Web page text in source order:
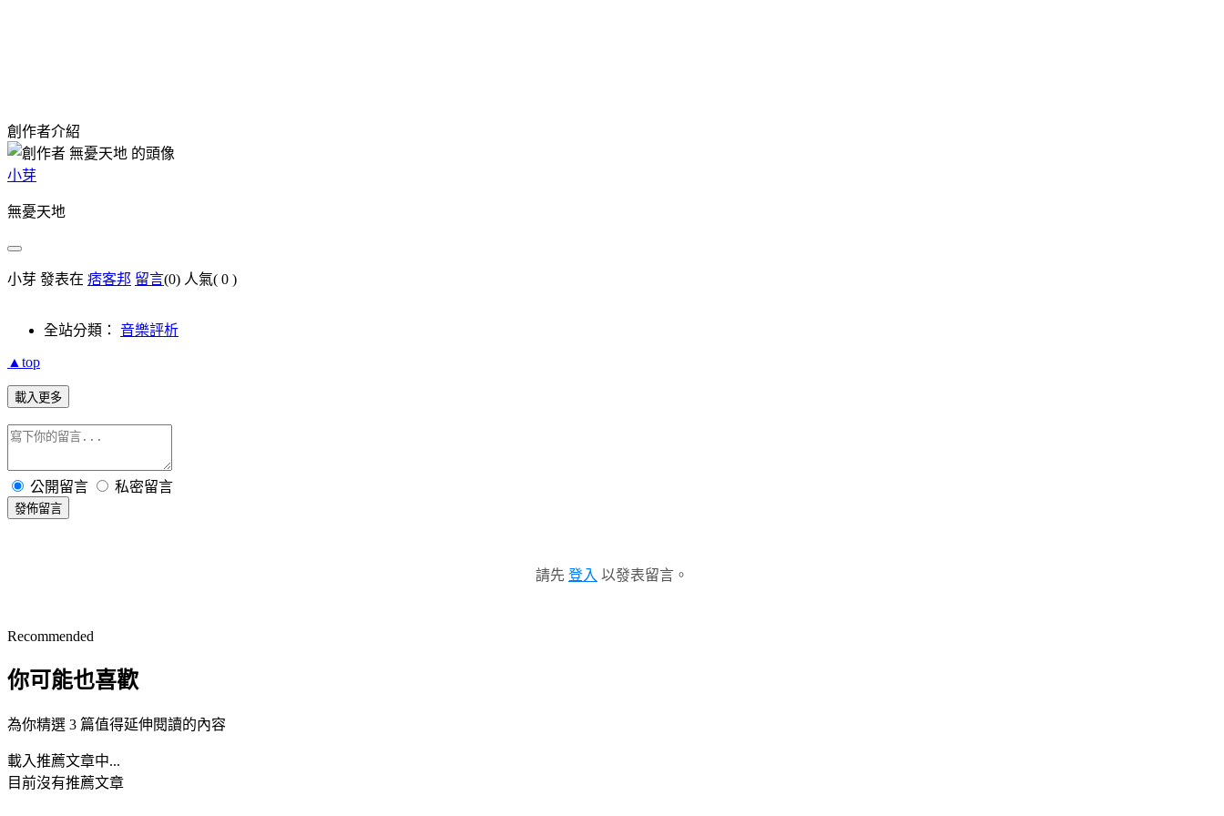
創作者介紹
小芽
無憂天地
小芽 發表在 痞客邦 留言(0) 人氣( 0 )
全站分類： 音樂評析
▲top
載入更多
公開留言 私密留言
發佈留言
請先 登入 以發表留言。
Recommended
你可能也喜歡
為你精選 3 篇值得延伸閱讀的內容
載入推薦文章中...
目前沒有推薦文章